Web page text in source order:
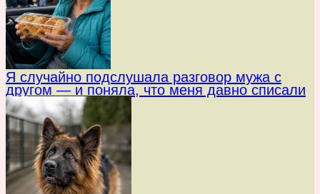
Я случайно подслушала разговор мужа с
другом — и поняла, что меня давно списали